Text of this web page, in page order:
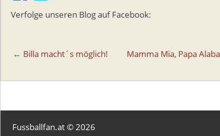
Verfolge unseren Blog auf Facebook:
Beitragsnavigation
← Billa macht´s möglich! Mamma Mia, Papa
Fussballfan.at © 2026